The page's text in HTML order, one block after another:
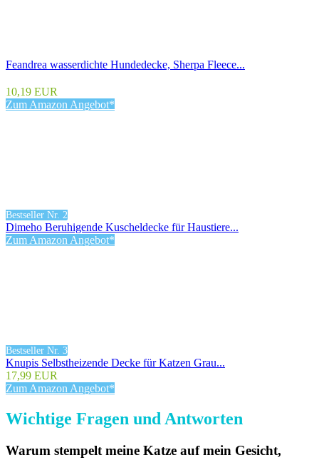
Feandrea wasserdichte Hundedecke, Sherpa Fleece...
10,19 EUR
Zum Amazon Angebot*
Bestseller Nr. 2
Dimeho Beruhigende Kuscheldecke für Haustiere...
Zum Amazon Angebot*
Bestseller Nr. 3
Knupis Selbstheizende Decke für Katzen Grau...
17,99 EUR
Zum Amazon Angebot*
Wichtige Fragen und Antworten
Warum stempelt meine Katze auf mein Gesicht,